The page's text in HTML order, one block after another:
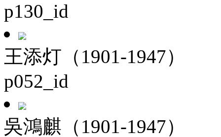
p130_id
王添灯（1901-1947）
p052_id
吳鴻麒（1901-1947）